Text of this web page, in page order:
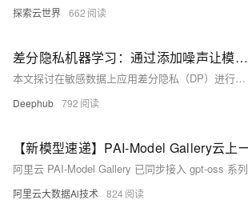
探索云世界 662
差分隐私机器学习：通过添加噪声让模型更安全，也更智能
本文探讨在敏感数据上应用差分隐私（DP）进行机器学习的挑战与实践。通过模拟DP-SGD算法，在模型训练中注入噪声以保护个人隐私。实验表明，该方法在保持71%准确率和0.79 AUC的同时，具备良好泛化能力，但也带来少数类预测精度下降的问题。研究强调差分隐私应作为模型设计的核心考量，而非事后补救，并提出在参数调优、扰动策略选择和隐私预算管理等方面的优化路径。
Deephub 792
阿里云大数据Al技术 824